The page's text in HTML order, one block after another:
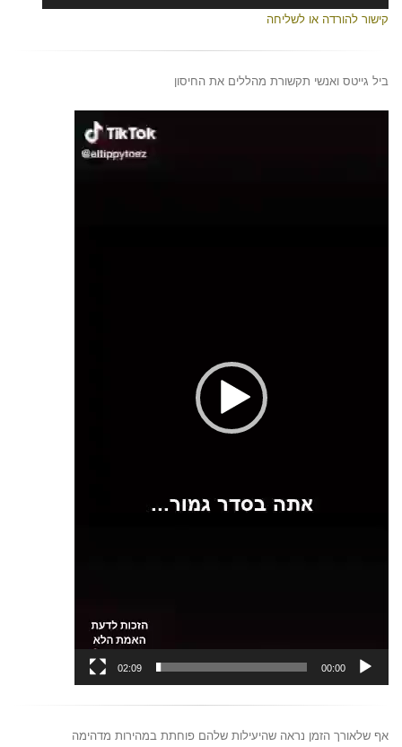
קישור להורדה או לשליחה
ביל גייטס ואנשי תקשורת מהללים את החיסון
00:00
02:09
אף שלאורך הזמן נראה שהיעילות שלהם פוחתת במהירות מדהימה